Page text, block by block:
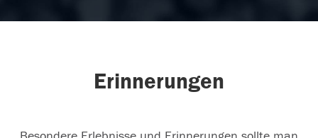
Erinnerungen